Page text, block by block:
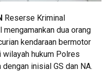
Reserse Kriminal
dua orang
kendaraan bermotor
hukum Polres
inisial GS dan NA.